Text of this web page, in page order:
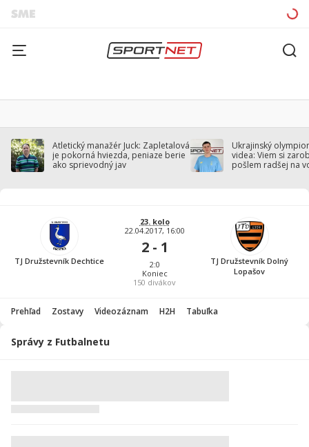
Atletický manažér Juck: Zapletalová
je pokorná hviezda, peniaze berie
ako sprievodný jav
Ukrajinský
videa: Viem si
pošlem radšej na
TJ Družstevník Dechtice
23. kolo
22.04.2017, 16:00
2 - 1
2:0
Koniec
150 divákov
TJ Družstevník Dolný
Lopašov
Prehľad Zostavy Videozáznam H2H Tabuľka
Správy z Futbalnetu